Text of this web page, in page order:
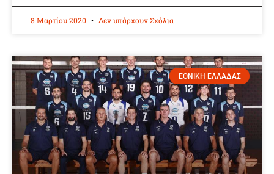
8 Μαρτίου 2020 Δεν υπάρχουν Σχόλια
ΕΘΝΙΚΗ ΕΛΛΑΔΑΣ